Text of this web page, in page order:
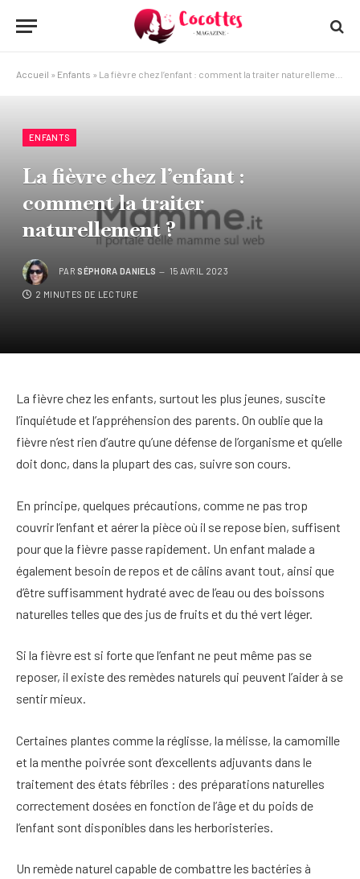
Accueil » Enfants » La fièvre chez l’enfant : comment la traiter naturellement ?
ENFANTS
La fièvre chez l’enfant :
comment la traiter
naturellement ?
PAR SÉPHORA DANIELS 15 AVRIL 2023
2 MINUTES DE LECTURE
La fièvre chez les enfants, surtout les plus jeunes, suscite
l’inquiétude et l’appréhension des parents. On oublie que la
fièvre n’est rien d’autre qu’une défense de l’organisme et qu’elle
doit donc, dans la plupart des cas, suivre son cours.
En principe, quelques précautions, comme ne pas trop
couvrir l’enfant et aérer la pièce où il se repose bien, suffisent
pour que la fièvre passe rapidement. Un enfant malade a
également besoin de repos et de câlins avant tout, ainsi que
d’être suffisamment hydraté avec de l’eau ou des boissons
naturelles telles que des jus de fruits et du thé vert léger.
Si la fièvre est si forte que l’enfant ne peut même pas se
reposer, il existe des remèdes naturels qui peuvent l’aider à se
sentir mieux.
Certaines plantes comme la réglisse, la mélisse, la camomille
et la menthe poivrée sont d’excellents adjuvants dans le
traitement des états fébriles : des préparations naturelles
correctement dosées en fonction de l’âge et du poids de
l’enfant sont disponibles dans les herboristeries.
Un remède naturel capable de combattre les bactéries à